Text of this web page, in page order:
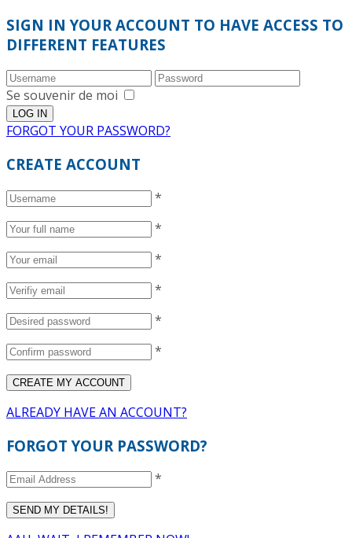
SIGN IN YOUR ACCOUNT TO HAVE ACCESS TO
DIFFERENT FEATURES
Se souvenir de moi
FORGOT YOUR PASSWORD?
CREATE ACCOUNT
*
*
*
*
*
*
ALREADY HAVE AN ACCOUNT?
FORGOT YOUR PASSWORD?
*